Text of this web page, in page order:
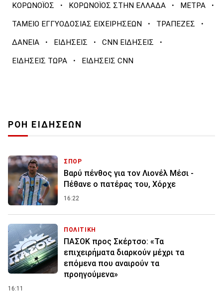
ΚΟΡΩΝΟΪΟΣ · ΚΟΡΩΝΟΪΟΣ ΣΤΗΝ ΕΛΛΑΔΑ · ΜΕΤΡΑ ·
ΤΑΜΕΙΟ ΕΓΓΥΟΔΟΣΙΑΣ ΕΙΧΕΙΡΗΣΕΩΝ · ΤΡΑΠΕΖΕΣ ·
ΔΑΝΕΙΑ · ΕΙΔΗΣΕΙΣ · CNN ΕΙΔΗΣΕΙΣ ·
ΕΙΔΗΣΕΙΣ ΤΩΡΑ · ΕΙΔΗΣΕΙΣ CNN
ΡΟΗ ΕΙΔΗΣΕΩΝ
ΣΠΟΡ
Βαρύ πένθος για τον Λιονέλ Μέσι -
Πέθανε ο πατέρας του, Χόρχε
16:22
ΠΟΛΙΤΙΚΗ
ΠΑΣΟΚ προς Σκέρτσο: «Τα
επιχειρήματα διαρκούν μέχρι τα
επόμενα που αναιρούν τα
προηγούμενα»
16:11